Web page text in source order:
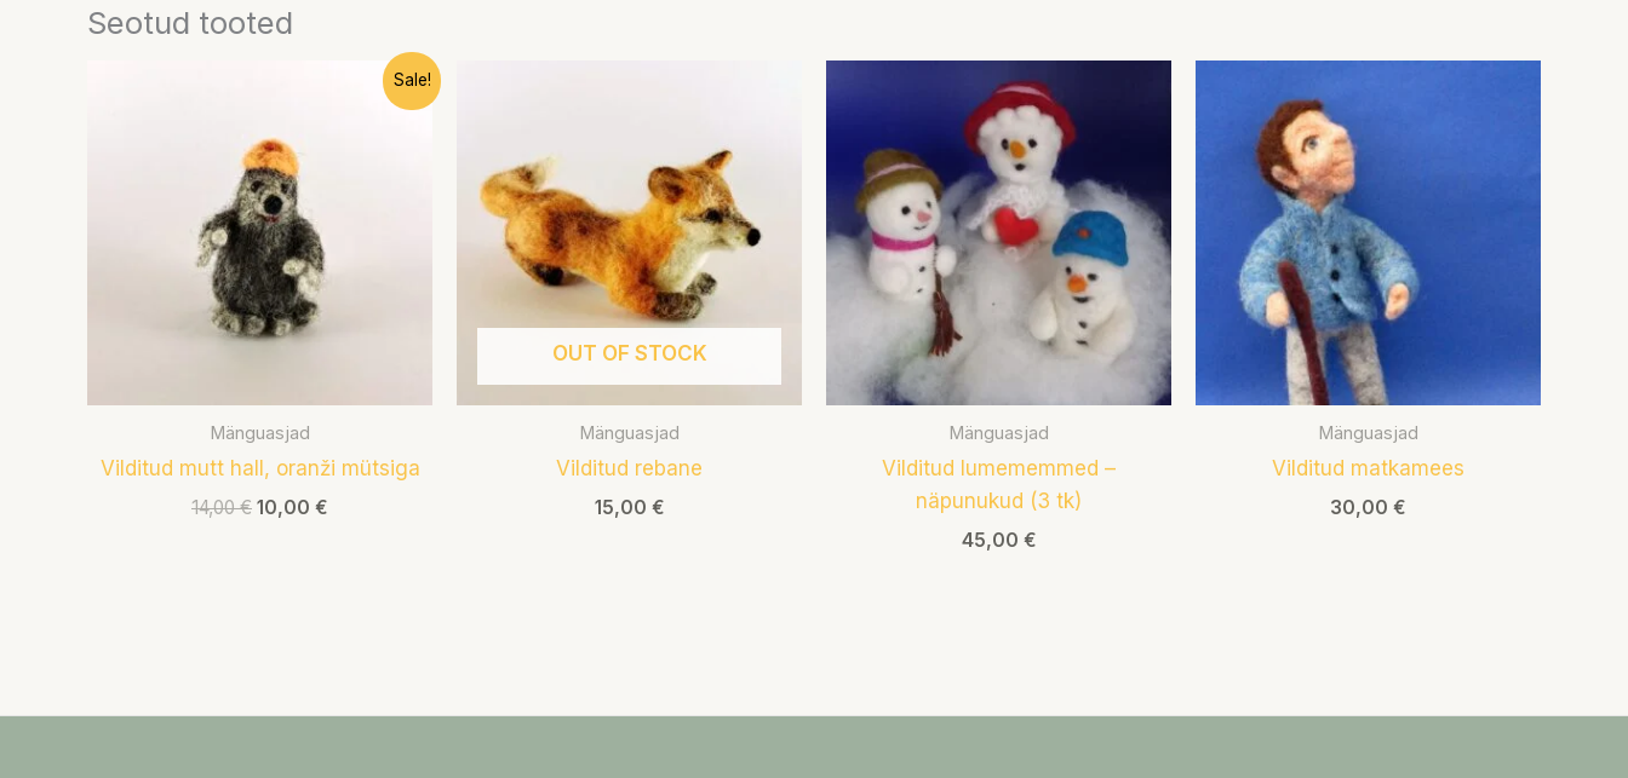
Seotud tooted
Sale!
Mänguasjad
Vilditud mutt hall, oranži mütsiga
14,00€
14,00 €.
10,00 €
Praegune
OUT OF STOCK
Mänguasjad
Vilditud rebane
15,00 €
Mänguasjad
Vilditud lumememmed –
näpunukud (3 tk)
45,00 €
Mänguasjad
Vilditud matkamees
30,00 €